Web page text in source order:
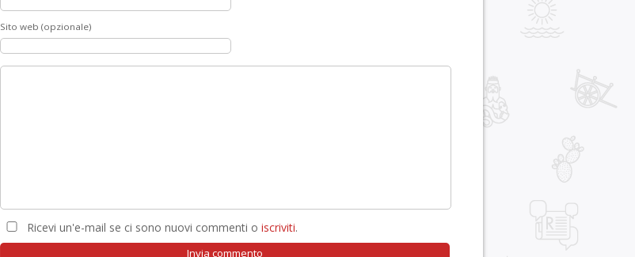
Sito web (opzionale)
Ricevi un'e-mail se ci sono nuovi commenti o iscriviti.